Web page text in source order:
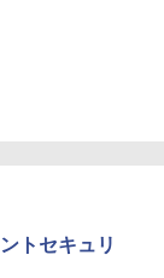
トセキュリ